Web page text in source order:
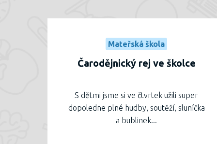
Mateřská škola
Čarodějnický rej ve školce
S dětmi jsme si ve čtvrtek užili super
dopoledne plné hudby, soutěží, sluníčka
a bublinek...